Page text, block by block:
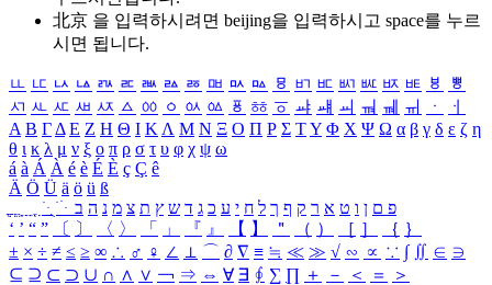
北京 을 입력하시려면 beijing을 입력하시고 space를 누르
시면 됩니다.
ㅥ ㅦ ㅧ ㅨ ㅩ ㅪ ㅫ ㅬ ㅭ ㅮ ㅯ ㅰ ㅱ ㅲ ㅳ ㅴ ㅵ ㅶ ㅷ ㅸ
ㅹ
ㅺ ㅻ ㅼ ㅽ ㅾ ㅿ ㆀ ㆁ ㆂ ㆃ ㆄ ㆅ ㆆ ㆇ ㆈ ㆉ ㆊ ㆋ ㆌ ㆍ
ㆎ
Α Β ΓΔ Ε Ζ Η Θ Ι ΚΛ Μ Ν Ξ Ο Π Ρ Σ ΤΥ Φ Χ Ψ Ω α β γ δ ε ζ η
θ ι κ λ μ ν ξ ο π ρ σ τ υ φ χ ψ ω
á à Á À é è É È ç Ç ê
Ä Ö Ü ä ö ü ß
ִֶֹ ֻּ ׁׂ פ ם ן ו ט א ר ק ף ך ל ח י ע כ ג ד ש ץ ת צ מ נ ה ב
‘ ’ “ ” 〔 〕 〈 〉 「 」 『 』 【 】 ＂ （ ） ［ ］ ｛ ｝
± × ÷ ≠ ≤ ≥ ∞ ∴ ♂ ♀ ∠ ⊥ ⌒ ∂ ∇ ≡ ≒ ≪ ≫ √ ∽ ∝ ∵ ∫ ∬ ∈ ∋
⊆ ⊇ ⊂ ⊃ ∪ ∩ ∧ ∨ ￢ ⇒ ⇔ ∀ ∃ ∮ ∑ ∏ ＋ － ＜ ＝
＞